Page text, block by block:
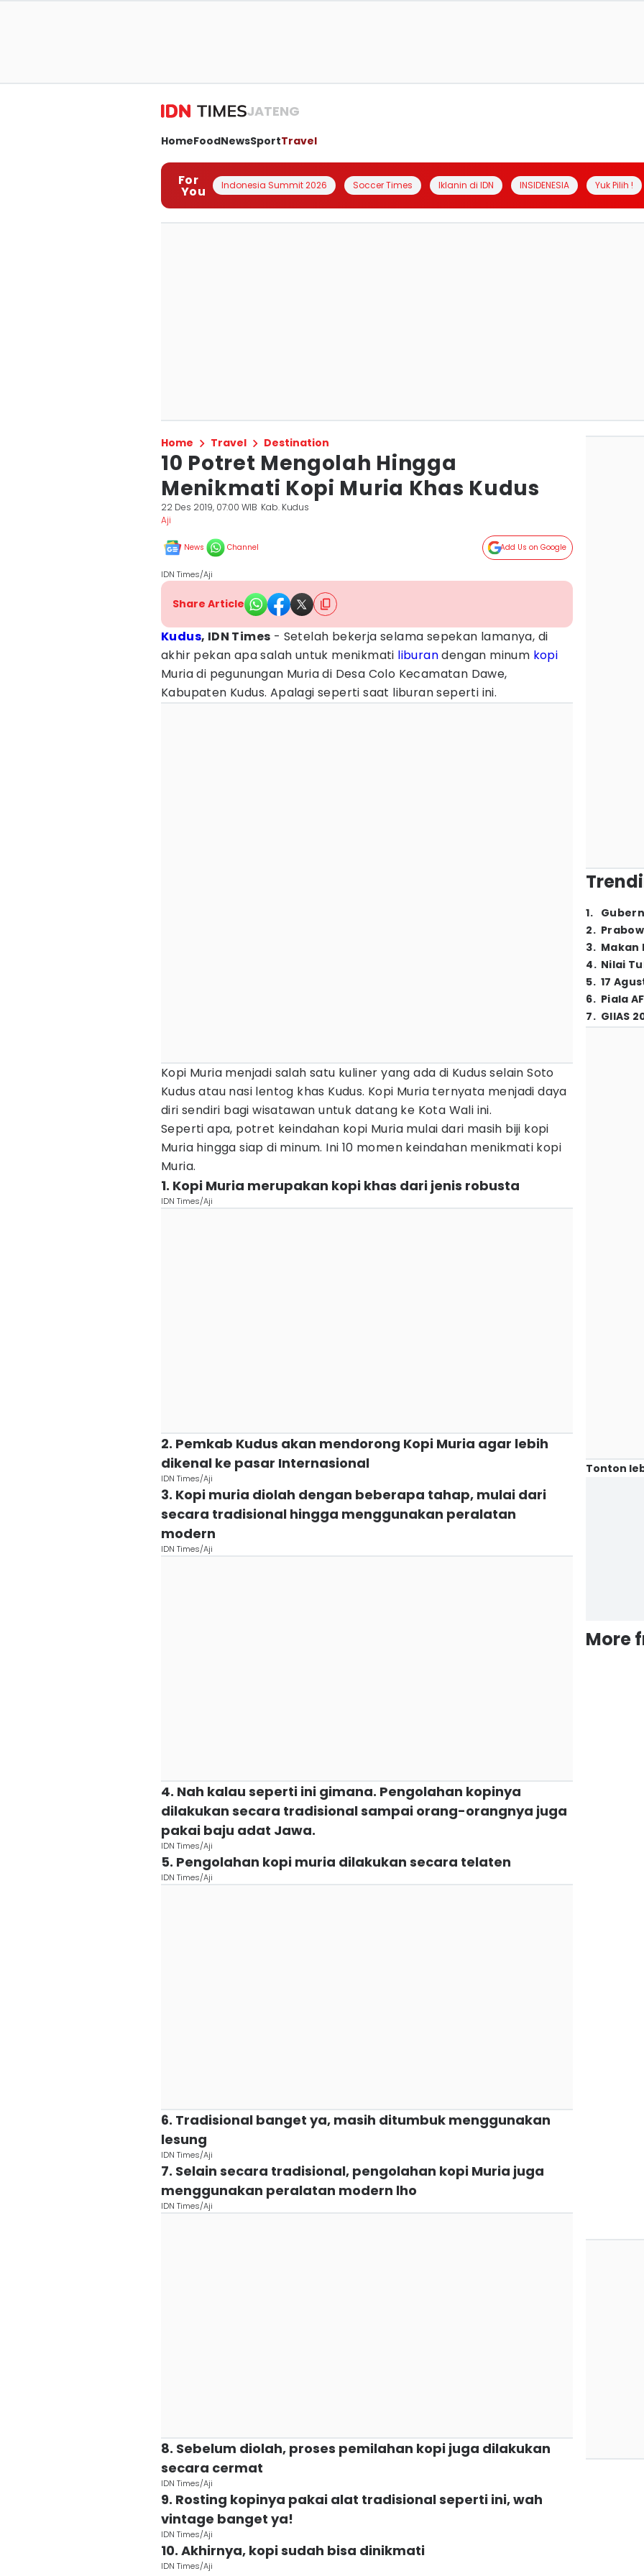
JATENG
HomeFoodNewsSportTravel
For
You Indonesia Summit 2026 Soccer Times Iklanin di IDN INSIDENESIA Yuk Pilih !
Home Travel Destination
10 Potret Mengolah Hingga
Menikmati Kopi Muria Khas Kudus
22 Des 2019, 07:00 WIB Kab. Kudus
Aji
News Channel Add Us on Google
IDN Times/Aji
Share Article
Kudus, IDN Times - Setelah bekerja selama sepekan lamanya, di
akhir pekan apa salah untuk menikmati liburandengan minum kopi
Muria di pegunungan Muria di Desa Colo Kecamatan Dawe,
Kabupaten Kudus. Apalagi seperti saat liburan seperti ini.
Kopi Muria menjadi salah satu kuliner yang ada di Kudus selain Soto
Kudus atau nasi lentog khas Kudus. Kopi Muria ternyata menjadi daya
diri sendiri bagi wisatawan untuk datang ke Kota Wali ini.
Seperti apa, potret keindahan kopi Muria mulai dari masih biji kopi
Muria hingga siap di minum. Ini 10 momen keindahan menikmati kopi
Muria.
1. Kopi Muria merupakan kopi khas dari jenis robusta
IDN Times/Aji
2. Pemkab Kudus akan mendorong Kopi Muria agar lebih
dikenal ke pasar Internasional
IDN Times/Aji
3. Kopi muria diolah dengan beberapa tahap, mulai dari
secara tradisional hingga menggunakan peralatan
modern
IDN Times/Aji
4. Nah kalau seperti ini gimana. Pengolahan kopinya
dilakukan secara tradisional sampai orang-orangnya juga
pakai baju adat Jawa.
IDN Times/Aji
5. Pengolahan kopi muria dilakukan secara telaten
IDN Times/Aji
6. Tradisional banget ya, masih ditumbuk menggunakan
lesung
IDN Times/Aji
7. Selain secara tradisional, pengolahan kopi Muria juga
menggunakan peralatan modern lho
IDN Times/Aji
8. Sebelum diolah, proses pemilahan kopi juga dilakukan
secara cermat
IDN Times/Aji
9. Rosting kopinya pakai alat tradisional seperti ini, wah
vintage banget ya!
IDN Times/Aji
10. Akhirnya, kopi sudah bisa dinikmati
IDN Times/Aji
1.
2.
3. Makan
4. Nilai
5. 17
6. Piala
7. GIIAS
Tonton
More